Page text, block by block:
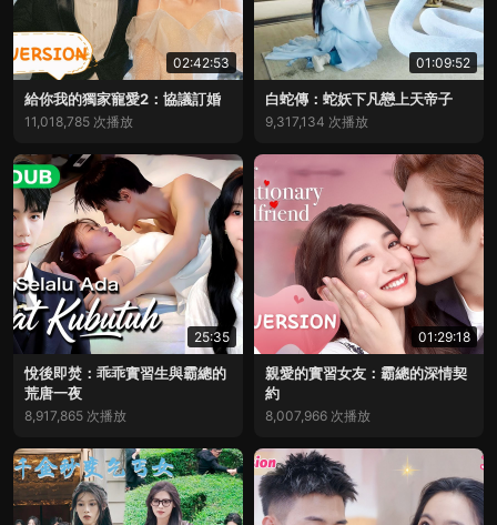
02:42:53
給你我的獨家寵愛2：協議訂婚
11,018,785 次播放
01:09:52
白蛇傳：蛇妖下凡戀上天帝子
9,317,134 次播放
25:35
悅後即焚：乖乖實習生與霸總的
荒唐一夜
8,917,865 次播放
01:29:18
親愛的實習女友：霸總的深情契
約
8,007,966 次播放